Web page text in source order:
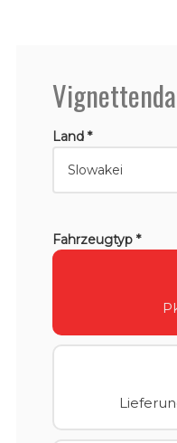
Land *
Fahrzeugtyp *